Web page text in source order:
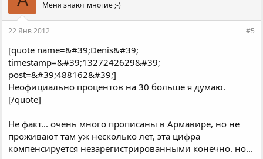
Меня знают многие ;-)
22 Янв 2012 #5
[quote name=&#39;Denis&#39;
timestamp=&#39;1327242629&#39;
post=&#39;488162&#39;]
Неофициально процентов на 30 больше я думаю.
[/quote]
Не факт... очень много прописаны в Армавире, но не
проживают там уж несколько лет, эта цифра
компенсируется незарегистрированными конечно. но...